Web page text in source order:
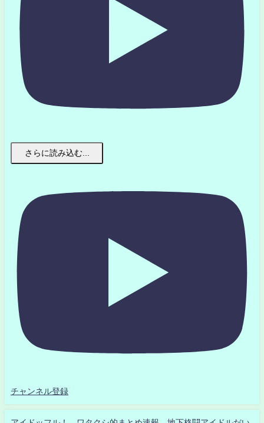
さらに読み込む...
チャンネル登録